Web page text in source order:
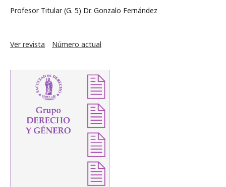
Profesor Titular (G. 5) Dr. Gonzalo Fernández
Ver revista Número actual